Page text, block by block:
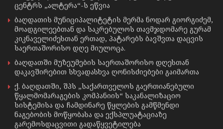
ცენტრს „ალტერა“-ს ეწვია
ბაღდათის მუნიციპალიტეტის მერმა ნოდარ გიორგიძემ,
მოადგილეებთან და საკრებულოს თავმჯდომარე გურამ
კიკნაველიძესთან ერთად, პატარებს ბავშვთა დაცვის
საერთაშორისო დღე მიულოცა.
ბაღდათში მუზეუმების საერთაშორისო დღესთან
დაკავშირებით სხვადასხვა ღონისძიებები გაიმართა
ქ. ბაღდათში, შპს „საქართველოს გაერთიანებული
წყალმომარაგების კომპანიის“ საკანალიზაციო
სისტემისა და ჩამდინარე წყლების გამწმენდი
ნაგებობის მოწყობასა და ექსპლუატაციაზე
გარემოსდაცვითი გადაწყვეტილება